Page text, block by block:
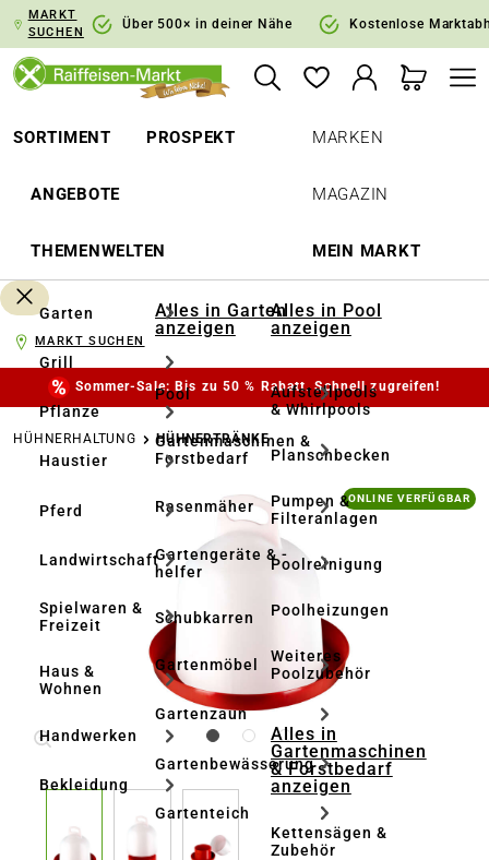
Zur Hauptnavigation springen
MARKT
SUCHEN
Über 500× in deiner Nähe Kostenlose
SORTIMENT PROSPEKT
ANGEBOTE
THEMENWELTEN
MARKEN
MAGAZIN
MEIN MARKT
Garten
Grill
Pflanze
Haustier
Pferd
Landwirtschaft
Spielwaren &
Freizeit
Haus &
Wohnen
Handwerken
Bekleidung
Alles in Garten
anzeigen
Pool
Gartenmaschinen &
Forstbedarf
Rasenmäher
Gartengeräte & -
helfer
Schubkarren
Gartenmöbel
Gartenzaun
Gartenbewässerung
Gartenteich
Alles in Pool
anzeigen
Aufstellpools
& Whirlpools
Planschbecken
Pumpen &
Filteranlagen
Poolreinigung
Poolheizungen
Weiteres
Poolzubehör
Alles in
Gartenmaschinen
& Forstbedarf
anzeigen
Kettensägen &
Zubehör
MARKT SUCHEN
Sommer-Sale: Bis zu 50 % Rabatt. Schnell zugreifen!
HÜHNERHALTUNG HÜHNERTRÄNKE
Bildergalerie überspringen ONLINE VERFÜGBAR